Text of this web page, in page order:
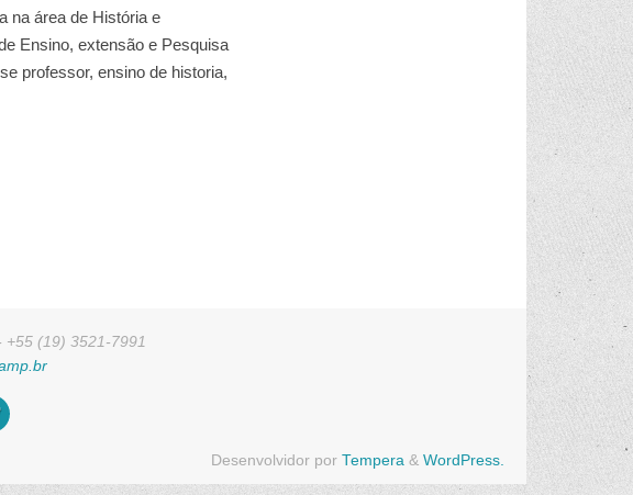
na área de História e
Ensino, extensão e Pesquisa
professor, ensino de historia,
+55 (19) 3521-7991
Desenvolvidor por Tempera & WordPress.